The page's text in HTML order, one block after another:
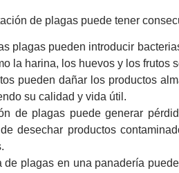
de plagas puede tener
plagas pueden introducir
la harina, los huevos y los frutos
pueden dañar los productos
su calidad y vida útil.
de plagas puede generar
desechar productos
de plagas en una panadería